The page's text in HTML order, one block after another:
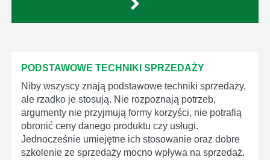
PODSTAWOWE TECHNIKI SPRZEDAŻY
Niby wszyscy znają podstawowe techniki sprzedaży,
ale rzadko je stosują. Nie rozpoznają potrzeb,
argumenty nie przyjmują formy korzyści, nie potrafią
obronić ceny danego produktu czy usługi.
Jednocześnie umiejętne ich stosowanie oraz dobre
szkolenie ze sprzedaży mocno wpływa na sprzedaż.